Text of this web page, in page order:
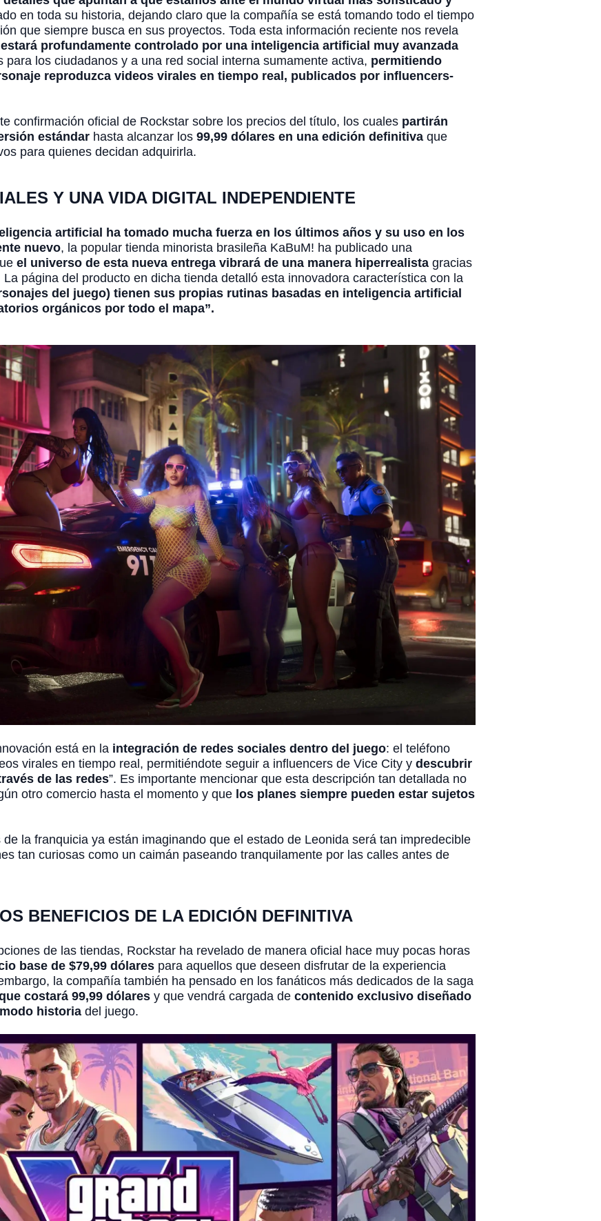
en toda su historia, dejando claro que la compañía se está tomando todo el tiempo
que siempre busca en sus proyectos. Toda esta información reciente nos revela
profundamente controlado por una inteligencia artificial muy avanzada
los ciudadanos y a una red social interna sumamente activa, permitiendo
reproduzca videos virales en tiempo real, publicados por influencers-
confirmación oficial de Rockstar sobre los precios del título, los cuales partirán
estándar hasta alcanzar los 99,99 dólares en una edición definitiva que
para quienes decidan adquirirla.
Y UNA VIDA DIGITAL INDEPENDIENTE
artificial ha tomado mucha fuerza en los últimos años y su uso en los
nuevo, la popular tienda minorista brasileña KaBuM! ha publicado una
el universo de esta nueva entrega vibrará de una manera hiperrealista gracias
página del producto en dicha tienda detalló esta innovadora característica con la
del juego) tienen sus propias rutinas basadas en inteligencia artificial
orgánicos por todo el mapa”.
está en la integración de redes sociales dentro del juego: el teléfono
virales en tiempo real, permitiéndote seguir a influencers de Vice City y descubrir
de las redes”. Es importante mencionar que esta descripción tan detallada no
otro comercio hasta el momento y que los planes siempre pueden estar sujetos
la franquicia ya están imaginando que el estado de Leonida será tan impredecible
tan curiosas como un caimán paseando tranquilamente por las calles antes de
BENEFICIOS DE LA EDICIÓN DEFINITIVA
de las tiendas, Rockstar ha revelado de manera oficial hace muy pocas horas
base de $79,99 dólares para aquellos que deseen disfrutar de la experiencia
la compañía también ha pensado en los fanáticos más dedicados de la saga
costará 99,99 dólares y que vendrá cargada de contenido exclusivo diseñado
historia del juego.